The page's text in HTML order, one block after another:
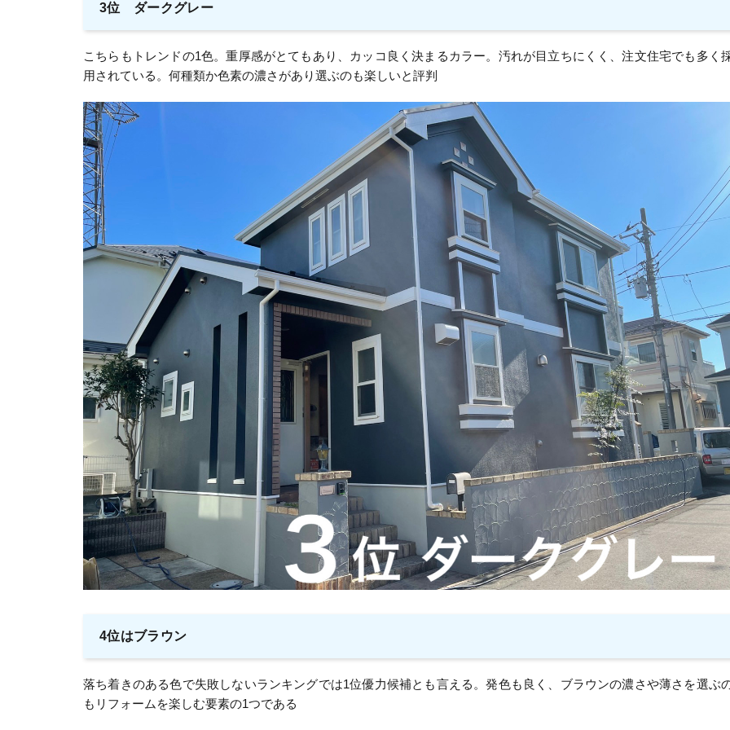
3位 ダークグレー
こちらもトレンドの1色。重厚感がとてもあり、カッコ良く決まるカラー。汚れが目立ちにくく、注文住宅でも多く
用されている。何種類か色素の濃さがあり選ぶのも楽しいと評判
4位はブラウン
落ち着きのある色で失敗しないランキングでは1位優力候補とも言える。発色も良く、ブラウンの濃さや薄さを選ぶ
もリフォームを楽しむ要素の1つである